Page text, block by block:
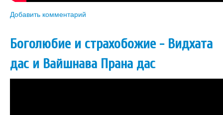
Добавить комментарий
Боголюбие и страхобожие - Видхата
дас и Вайшнава Прана дас